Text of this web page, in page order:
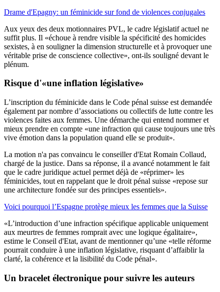
Drame d'Epagny: un féminicide sur fond de violences conjugales
Aux yeux des deux motionnaires PVL, le cadre législatif actuel ne
suffit plus. Il «échoue à rendre visible la spécificité des homicides
sexistes, à en souligner la dimension structurelle et à provoquer une
véritable prise de conscience collective», ont-ils souligné devant le
plénum.
Risque d'«une inflation législative»
L’inscription du féminicide dans le Code pénal suisse est demandée
également par nombre d’associations ou collectifs de lutte contre les
violences faites aux femmes. Une démarche qui entend nommer et
mieux prendre en compte «une infraction qui cause toujours une très
vive émotion dans la population quand elle se produit».
La motion n'a pas convaincu le conseiller d'Etat Romain Collaud,
chargé de la justice. Dans sa réponse, il a avancé notamment le fait
que le cadre juridique actuel permet déjà de «réprimer» les
féminicides, tout en rappelant que le droit pénal suisse «repose sur
une architecture fondée sur des principes essentiels».
Voici pourquoi l’Espagne protège mieux les femmes que la Suisse
«L’introduction d’une infraction spécifique applicable uniquement
aux meurtres de femmes romprait avec une logique égalitaire»,
estime le Conseil d'Etat, avant de mentionner qu’une «telle réforme
pourrait conduire à une inflation législative, risquant d’affaiblir la
clarté, la cohérence et la lisibilité du Code pénal».
Un bracelet électronique pour suivre les auteurs